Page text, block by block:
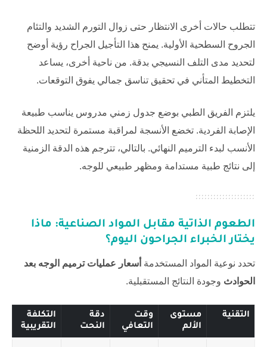
تتطلب حالات أخرى الانتظار حتى زوال التورم الشديد والتئام
الجروح السطحية الأولية. يمنح هذا التأجيل الجراح رؤية أوضح
لتحديد مدى التلف النسيجي بدقة. من ناحية أخرى، يساعد
التخطيط المتأني في تحقيق تناسق جمالي يفوق التوقعات.
يلتزم الفريق الطبي بوضع جدول زمني مدروس يناسب طبيعة
الإصابة الفردية. تخضع الأنسجة لمراقبة مستمرة لتحديد اللحظة
الأنسب لبدء الترميم النهائي. بالتالي، تترجم هذه الدقة الزمنية
إلى نتائج طبية مستدامة ومظهر طبيعي للوجه.
الطعوم الذاتية مقابل المواد الصناعية: ماذا
يختار الخبراء الجراحون اليوم؟
تحدد نوعية المواد المستخدمة أسعار عمليات ترميم الوجه بعد
الحوادث وجودة النتائج المستقبلية.
التقنية
مستوى
الألم
وقت
التعافي
دقة
النحت
التكلفة
التقريبية